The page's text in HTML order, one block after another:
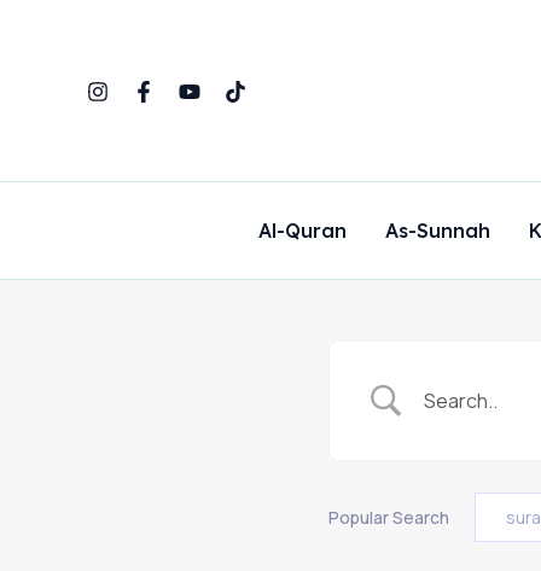
Al-Quran As-Sunnah
Popular Search